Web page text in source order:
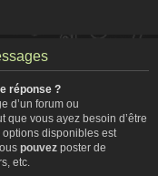
réponse ?
d’un forum ou
que vous ayez besoin d’être
disponibles est
pouvez poster de
etc.